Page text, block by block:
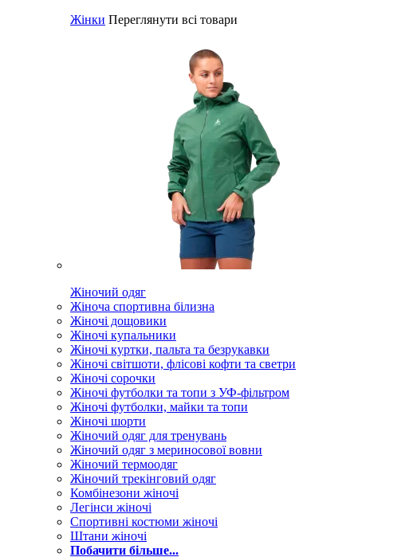
Жінки Переглянути всі товари
Жіночий одяг
Жіноча спортивна білизна
Жіночі дощовики
Жіночі купальники
Жіночі куртки, пальта та безрукавки
Жіночі світшоти, флісові кофти та светри
Жіночі сорочки
Жіночі футболки та топи з УФ-фільтром
Жіночі футболки, майки та топи
Жіночі шорти
Жіночий одяг для тренувань
Жіночий одяг з мериносової вовни
Жіночий термоодяг
Жіночий трекінговий одяг
Комбінезони жіночі
Легінси жіночі
Спортивні костюми жіночі
Штани жіночі
Побачити більше...